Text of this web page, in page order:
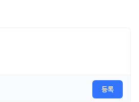
등록